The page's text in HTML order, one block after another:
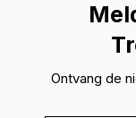
Ontvang de